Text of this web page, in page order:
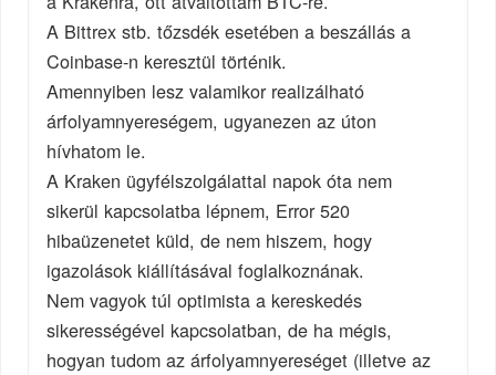
A Bittrex stb. tőzsdék esetében a beszállás a
Coinbase-n keresztül történik.
Amennyiben lesz valamikor realizálható
árfolyamnyereségem, ugyanezen az úton
hívhatom le.
A Kraken ügyfélszolgálattal napok óta nem
sikerül kapcsolatba lépnem, Error 520
hibaüzenetet küld, de nem hiszem, hogy
igazolások kiállításával foglalkoznának.
Nem vagyok túl optimista a kereskedés
sikerességével kapcsolatban, de ha mégis,
hogyan tudom az árfolyamnyereséget (illetve az